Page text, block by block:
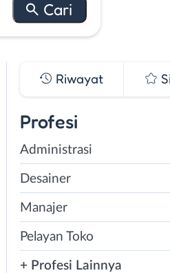
Riwayat
Profesi
Administrasi
Desainer
Manajer
Pelayan Toko
+ Profesi Lainnya